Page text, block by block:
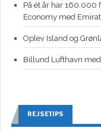
På ét år har 160.000
Economy med
Oplev Island og
Billund Lufthavn
REJSETIPS